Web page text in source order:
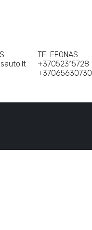
TELEFONAS
+37052315728
+37065630730